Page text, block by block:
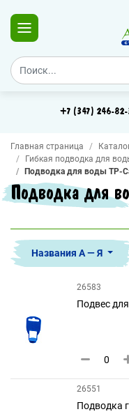
+7 (347) 246-
Главная страница
Гибкая подводка для
Подводка для воды TР-
Подводка для
Названия А — Я
26583
Подвес
26551
Подводка